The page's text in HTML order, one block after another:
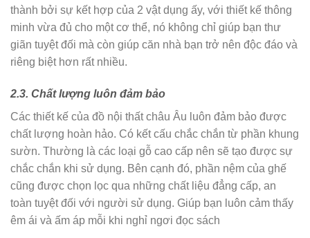
thành bởi sự kết hợp của 2 vật dụng ấy, với thiết kế thông
minh vừa đủ cho một cơ thể, nó không chỉ giúp bạn thư
giãn tuyệt đối mà còn giúp căn nhà bạn trở nên độc đáo và
riêng biệt hơn rất nhiều.
2.3. Chất lượng luôn đảm bảo
Các thiết kế của đồ nội thất châu Âu luôn đảm bảo được
chất lượng hoàn hảo. Có kết cấu chắc chắn từ phần khung
sườn. Thường là các loại gỗ cao cấp nên sẽ tạo được sự
chắc chắn khi sử dụng. Bên cạnh đó, phần nệm của ghế
cũng được chọn lọc qua những chất liệu đẳng cấp, an
toàn tuyệt đối với người sử dụng. Giúp bạn luôn cảm thấy
êm ái và ấm áp mỗi khi nghỉ ngơi đọc sách